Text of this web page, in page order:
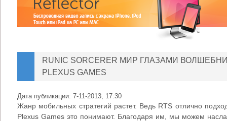
RUNIC SORCERER МИР ГЛАЗАМИ
PLEXUS GAMES
Дата публикации: 7-11-2013, 17:30
Жанр мобильных стратегий растет. Ведь RTS отлично
Plexus Games это понимают. Благодаря им, мы можем